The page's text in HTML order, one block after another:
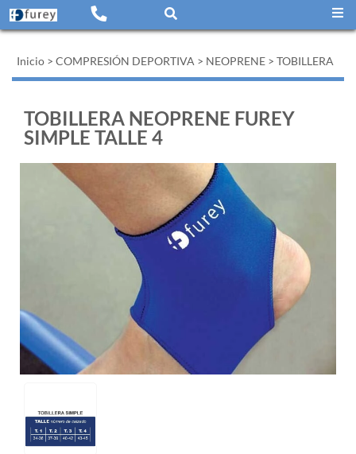
Inicio > COMPRESIÓN DEPORTIVA > NEOPRENE > TOBILLERA
TOBILLERA NEOPRENE FUREY
SIMPLE TALLE 4